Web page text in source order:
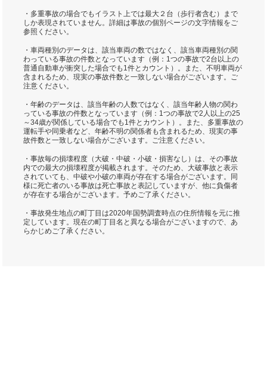
・多重事故の場合でもイラスト上では最大２台（歩行者含む）まで
しか表現されていません。詳細は事故の個別ページの文字情報をご
参照ください。
・車両種別のデータは、該当車両の数ではなく、該当車両種別の関
わっている事故の件数となっています（例：1つの事故で2台以上の
普通自動車が衝突した場合でも1件とカウント）。また、不明車両が
含まれるため、現実の事故件数と一致しない場合がございます。ご
注意ください。
・年齢のデータは、該当年齢の人数ではなく、該当年齢人物の関わ
っている事故の件数となっています（例：1つの事故で2人以上の25
～34歳が関係している場合でも1件とカウント）。また、多重事故の
運転手や同乗者など、年齢不明の関係者も含まれるため、現実の事
故件数と一致しない場合がございます。ご注意ください。
・事故毎の損壊程度（大破・中破・小破・損害なし）は、その事故
内での最大の損壊程度が掲載されます。そのため、大破事故と表示
されていても、中破や小破の車両が存在する場合がございます。同
様に死亡者のいる事故は死亡事故と表記していますが、他に負傷者
が存在する場合がございます。予めご了承ください。
・事故発生地点の町丁目は2020年国勢調査時点の住所情報を元に推
定しています。現在の町丁目名と異なる場合がございますので、あ
らかじめご了承ください。